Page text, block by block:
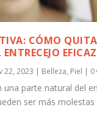
CÓMO
22, 2023 | Belleza, Piel | 0
una parte natural del
ser más molestas